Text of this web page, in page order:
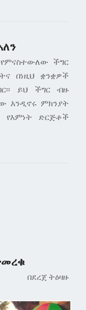
ችግር
በነዚህ ቋንቋዎች
ይህ ችግር ብዙ
እንዲኖሩ ምክንያት
የእምነት ድርጅቶች
በደረጀ ትዕዛዙ